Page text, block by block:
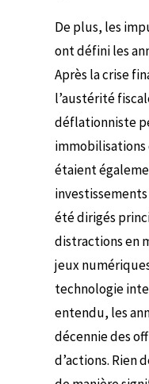
De plus, les
ont défini les
Après la crise
l’austérité
déflationniste
immobilisations
étaient
été dirigés
distractions en
jeux
technologie
entendu, les
décennie des
d’actions. Rien